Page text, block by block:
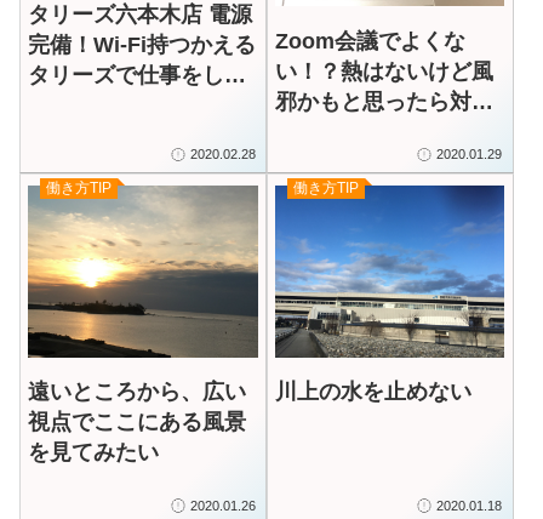
タリーズ六本木店 電源
完備！Wi-Fi持つかえる
タリーズで仕事をした
2020.02.28
Zoom会議でよくな
い！？熱はないけど風
邪かもと思ったら対面
2020.01.29
働き方TIP
遠いところから、広い
視点でここにある風景
を見てみたい
2020.01.26
働き方TIP
川上の水を止めない
2020.01.18